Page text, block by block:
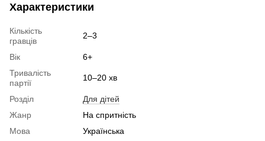
Характеристики
Кількість
гравців
2–3
Вік
6+
Тривалість
партії
10–20 хв
Розділ
Для дітей
Жанр
На спритність
Мова
Українська